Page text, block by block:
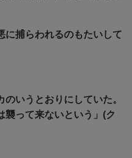
に捕らわれるのもたいして
のいうとおりにしていた。
襲って来ないという」(ク